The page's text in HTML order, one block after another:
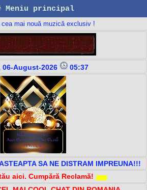
Meniu principal
cea mai nouă muzică exclusiv !
06-August-2026 05:37
SA NE DISTRAM IMPREUNA!!!
aici. Cumpără Reclamă!